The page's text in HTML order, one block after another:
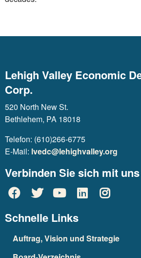
Lehigh Valley Economic
Corp.
520 North New St.
Bethlehem, PA 18018
Telefon: (610)266-6775
E-Mail: lvedc@lehighvalley.org
Verbinden Sie sich mit uns
Schnelle Links
Auftrag, Vision und Strategie